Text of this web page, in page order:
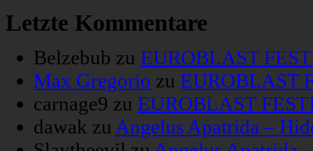
Letzte Kommentare
Belzebub zu EUROBLAST
Max Gregorio zu EUROBLAST
carnage9 zu EUROBLAST
dawak zu Angelus Apatrida –